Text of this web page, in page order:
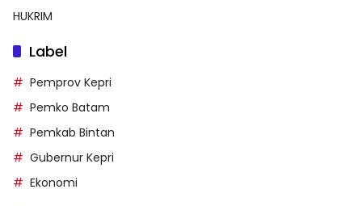
HUKRIM
Label
Pemprov Kepri
Pemko Batam
Pemkab Bintan
Gubernur Kepri
Ekonomi